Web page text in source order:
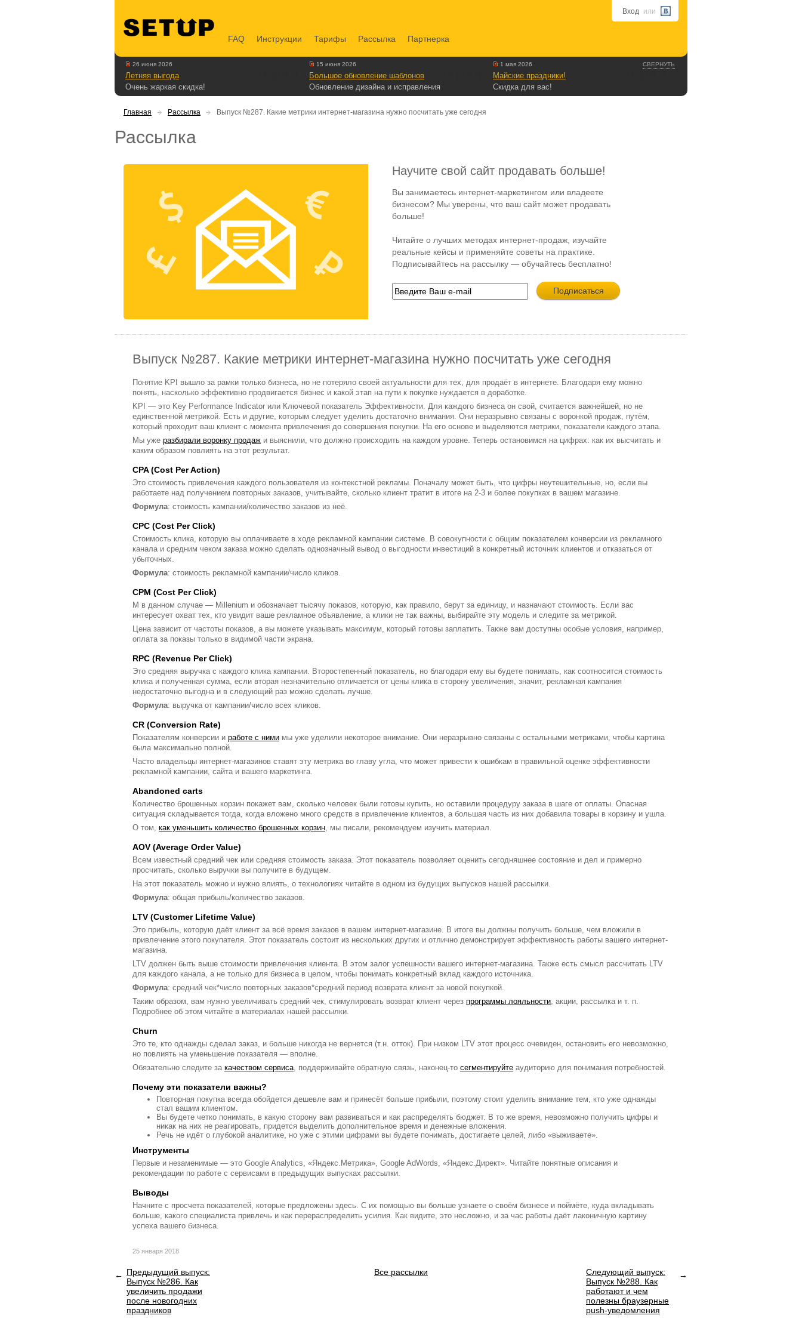
Вход или
FAQ Инструкции Тарифы Рассылка Партнерка
СВЕРНУТЬ
26 июня 2026
Летняя выгода
Очень жаркая скидка!
15 июня 2026
Большое обновление шаблонов
Обновление дизайна и исправления
1 мая 2026
Майские праздники!
Скидка для вас!
Главная Рассылка Выпуск №287. Какие метрики интернет-магазина нужно посчитать уже сегодня
Рассылка
Научите свой сайт продавать больше!
Вы занимаетесь интернет-маркетингом или владеете
бизнесом? Мы уверены, что ваш сайт может продавать
больше!
Читайте о лучших методах интернет-продаж, изучайте
реальные кейсы и применяйте советы на практике.
Подписывайтесь на рассылку — обучайтесь бесплатно!
Выпуск №287. Какие метрики интернет-магазина нужно посчитать уже сегодня
Понятие KPI вышло за рамки только бизнеса, но не потеряло своей актуальности для тех, для продаёт в интернете. Благодаря ему можно
понять, насколько эффективно продвигается бизнес и какой этап на пути к покупке нуждается в доработке.
KPI — это Key Performance Indicator или Ключевой показатель Эффективности. Для каждого бизнеса он свой, считается важнейшей, но не
единственной метрикой. Есть и другие, которым следует уделить достаточно внимания. Они неразрывно связаны с воронкой продаж, путём,
который проходит ваш клиент с момента привлечения до совершения покупки. На его основе и выделяются метрики, показатели каждого этапа.
Мы уже разбирали воронку продаж и выяснили, что должно происходить на каждом уровне. Теперь остановимся на цифрах: как их высчитать и
каким образом повлиять на этот результат.
CPA (Cost Per Action)
Это стоимость привлечения каждого пользователя из контекстной рекламы. Поначалу может быть, что цифры неутешительные, но, если вы
работаете над получением повторных заказов, учитывайте, сколько клиент тратит в итоге на 2-3 и более покупках в вашем магазине.
Формула: стоимость кампании/количество заказов из неё.
CPC (Cost Per Click)
Стоимость клика, которую вы оплачиваете в ходе рекламной кампании системе. В совокупности с общим показателем конверсии из рекламного
канала и средним чеком заказа можно сделать однозначный вывод о выгодности инвестиций в конкретный источник клиентов и отказаться от
убыточных.
Формула: стоимость рекламной кампании/число кликов.
CPM (Cost Per Click)
М в данном случае — Millenium и обозначает тысячу показов, которую, как правило, берут за единицу, и назначают стоимость. Если вас
интересует охват тех, кто увидит ваше рекламное объявление, а клики не так важны, выбирайте эту модель и следите за метрикой.
Цена зависит от частоты показов, а вы можете указывать максимум, который готовы заплатить. Также вам доступны особые условия, например,
оплата за показы только в видимой части экрана.
RPC (Revenue Per Click)
Это средняя выручка с каждого клика кампании. Второстепенный показатель, но благодаря ему вы будете понимать, как соотносится стоимость
клика и полученная сумма, если вторая незначительно отличается от цены клика в сторону увеличения, значит, рекламная кампания
недостаточно выгодна и в следующий раз можно сделать лучше.
Формула: выручка от кампании/число всех кликов.
CR (Conversion Rate)
Показателям конверсии и работе с ними мы уже уделили некоторое внимание. Они неразрывно связаны с остальными метриками, чтобы картина
была максимально полной.
Часто владельцы интернет-магазинов ставят эту метрика во главу угла, что может привести к ошибкам в правильной оценке эффективности
рекламной кампании, сайта и вашего маркетинга.
Abandoned carts
Количество брошенных корзин покажет вам, сколько человек были готовы купить, но оставили процедуру заказа в шаге от оплаты. Опасная
ситуация складывается тогда, когда вложено много средств в привлечение клиентов, а большая часть из них добавила товары в корзину и ушла.
О том, как уменьшить количество брошенных корзин, мы писали, рекомендуем изучить материал.
AOV (Average Order Value)
Всем известный средний чек или средняя стоимость заказа. Этот показатель позволяет оценить сегодняшнее состояние и дел и примерно
просчитать, сколько выручки вы получите в будущем.
На этот показатель можно и нужно влиять, о технологиях читайте в одном из будущих выпусков нашей рассылки.
Формула: общая прибыль/количество заказов.
LTV (Customer Lifetime Value)
Это прибыль, которую даёт клиент за всё время заказов в вашем интернет-магазине. В итоге вы должны получить больше, чем вложили в
привлечение этого покупателя. Этот показатель состоит из нескольких других и отлично демонстрирует эффективность работы вашего интернет-
магазина.
LTV должен быть выше стоимости привлечения клиента. В этом залог успешности вашего интернет-магазина. Также есть смысл рассчитать LTV
для каждого канала, а не только для бизнеса в целом, чтобы понимать конкретный вклад каждого источника.
Формула: средний чек*число повторных заказов*средний период возврата клиент за новой покупкой.
Таким образом, вам нужно увеличивать средний чек, стимулировать возврат клиент через программы лояльности, акции, рассылка и т. п.
Подробнее об этом читайте в материалах нашей рассылки.
Сhurn
Это те, кто однажды сделал заказ, и больше никогда не вернется (т.н. отток). При низком LTV этот процесс очевиден, остановить его невозможно,
но повлиять на уменьшение показателя — вполне.
Обязательно следите за качеством сервиса, поддерживайте обратную связь, наконец-то сегментируйте аудиторию для понимания потребностей.
Почему эти показатели важны?
Повторная покупка всегда обойдется дешевле вам и принесёт больше прибыли, поэтому стоит уделить внимание тем, кто уже однажды
стал вашим клиентом.
Вы будете четко понимать, в какую сторону вам развиваться и как распределять бюджет. В то же время, невозможно получить цифры и
никак на них не реагировать, придется выделить дополнительное время и денежные вложения.
Речь не идёт о глубокой аналитике, но уже с этими цифрами вы будете понимать, достигаете целей, либо «выживаете».
Инструменты
Первые и незаменимые — это Google Analytics, «Яндекс.Метрика», Google AdWords, «Яндекс.Директ». Читайте понятные описания и
рекомендации по работе с сервисами в предыдущих выпусках рассылки.
Выводы
Начните с просчета показателей, которые предложены здесь. С их помощью вы больше узнаете о своём бизнесе и поймёте, куда вкладывать
больше, какого специалиста привлечь и как перераспределить усилия. Как видите, это несложно, и за час работы даёт лаконичную картину
успеха вашего бизнеса.
25 января 2018
Предыдущий выпуск:
Выпуск №286. Как
увеличить продажи
после новогодних
праздников
Все рассылки
Следующий выпуск:
Выпуск №288. Как
работают и чем
полезны браузерные
push-уведомления